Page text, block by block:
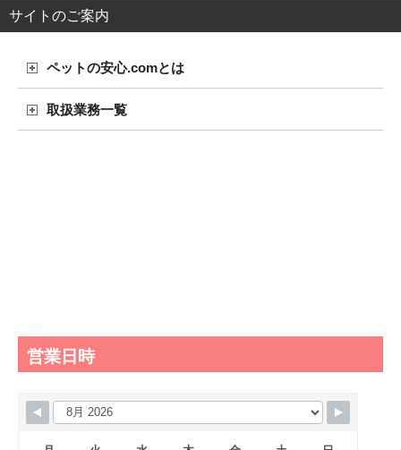
サイトのご案内
ペットの安心.comとは
取扱業務一覧
営業日時